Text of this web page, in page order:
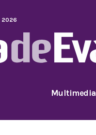
2026
Multimedia